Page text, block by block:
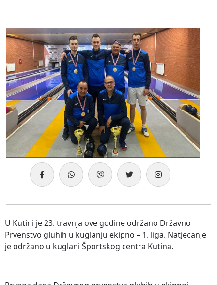
U Kutini je 23. travnja ove godine održano Državno
Prvenstvo gluhih u kuglanju ekipno – 1. liga. Natjecanje
je održano u kuglani Športskog centra Kutina.